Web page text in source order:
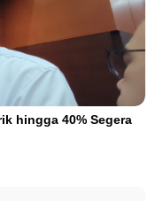
hingga 40% Segera